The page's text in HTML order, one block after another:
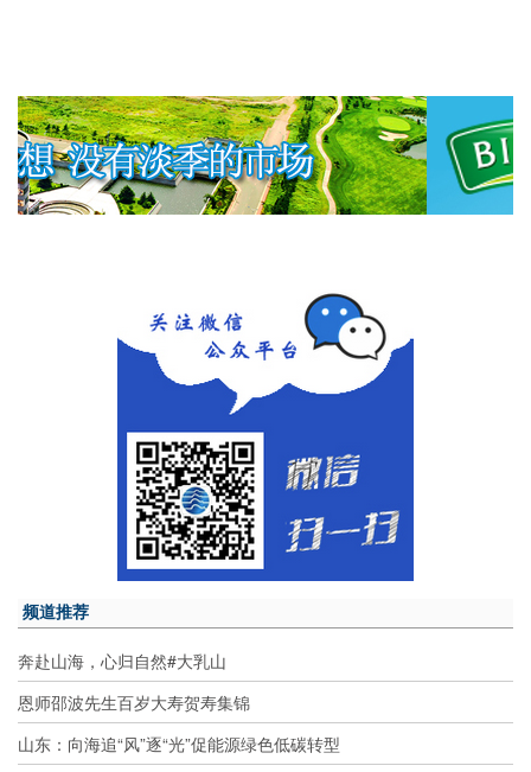
频道推荐
奔赴山海，心归自然#大乳山
恩师邵波先生百岁大寿贺寿集锦
山东：向海追“风”逐“光”促能源绿色低碳转型